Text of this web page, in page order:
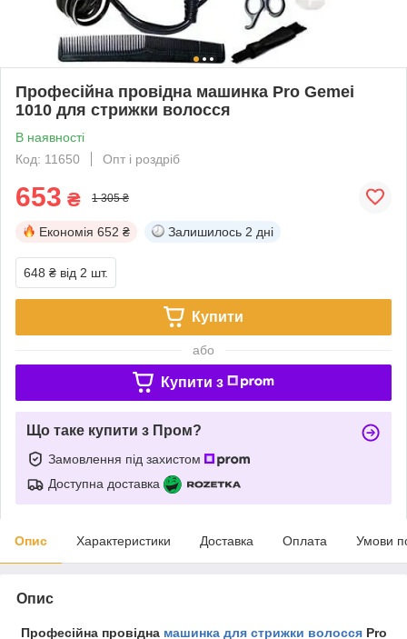
Професійна провідна машинка Pro Gemei
1010 для стрижки волосся
В наявності
Код: 11650
Опт і роздріб
653 ₴ 1 305 ₴
Економія 652 ₴ Залишилось 2 дні
648 ₴ від 2 шт.
Купити
або
Купити з
Що таке купити з Пром?
Замовлення під захистом
Доступна доставка
Опис Характеристики Доставка Оплата Умови
Опис
Професійна провідна машинка для стрижки волоссяPro